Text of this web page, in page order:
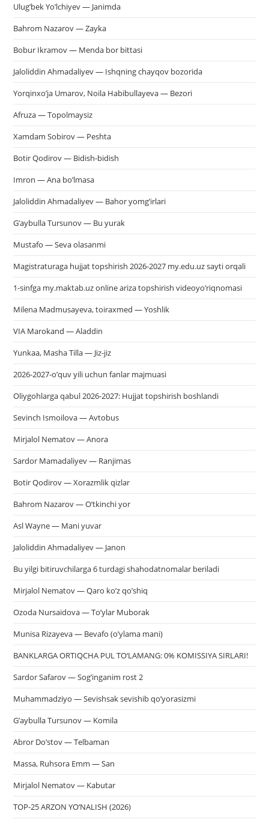
Ulug’bek Yo’lchiyev — Janimda
Bahrom Nazarov — Zayka
Bobur Ikramov — Menda bor bittasi
Jaloliddin Ahmadaliyev — Ishqning chayqov bozorida
Yorqinxo’ja Umarov, Noila Habibullayeva — Bezori
Afruza — Topolmaysiz
Xamdam Sobirov — Peshta
Botir Qodirov — Bidish-bidish
Imron — Ana bo’lmasa
Jaloliddin Ahmadaliyev — Bahor yomg’irlari
G’aybulla Tursunov — Bu yurak
Mustafo — Seva olasanmi
Magistraturaga hujjat topshirish 2026-2027 my.edu.uz sayti orqali
1-sinfga my.maktab.uz online ariza topshirish videoyo’riqnomasi
Milena Madmusayeva, toiraxmed — Yoshlik
VIA Marokand — Aladdin
Yunkaa, Masha Tilla — Jiz-jiz
2026-2027-o’quv yili uchun fanlar majmuasi
Oliygohlarga qabul 2026-2027: Hujjat topshirish boshlandi
Sevinch Ismoilova — Avtobus
Mirjalol Nematov — Anora
Sardor Mamadaliyev — Ranjimas
Botir Qodirov — Xorazmlik qizlar
Bahrom Nazarov — O’tkinchi yor
Asl Wayne — Mani yuvar
Jaloliddin Ahmadaliyev — Janon
Bu yilgi bitiruvchilarga 6 turdagi shahodatnomalar beriladi
Mirjalol Nematov — Qaro ko’z qo’shiq
Ozoda Nursaidova — To’ylar Muborak
Munisa Rizayeva — Bevafo (o’ylama mani)
BANKLARGA ORTIQCHA PUL TO‘LAMANG: 0% KOMISSIYA SIRLARI!
Sardor Safarov — Sog’inganim rost 2
Muhammadziyo — Sevishsak sevishib qo’yorasizmi
G’aybulla Tursunov — Komila
Abror Do’stov — Telbaman
Massa, Ruhsora Emm — San
Mirjalol Nematov — Kabutar
TOP-25 ARZON YO‘NALISH (2026)